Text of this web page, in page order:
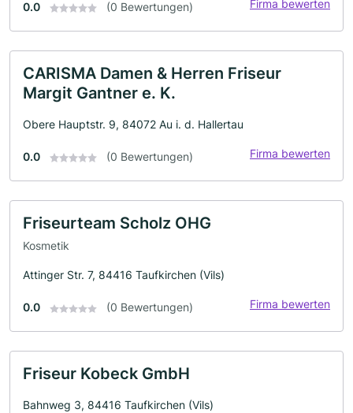
0.0 (0 Bewertungen) Firma bewerten
CARISMA Damen & Herren Friseur
Margit Gantner e. K.
Obere Hauptstr. 9, 84072 Au i. d. Hallertau
0.0 (0 Bewertungen) Firma bewerten
Friseurteam Scholz OHG
Kosmetik
Attinger Str. 7, 84416 Taufkirchen (Vils)
0.0 (0 Bewertungen) Firma bewerten
Friseur Kobeck GmbH
Bahnweg 3, 84416 Taufkirchen (Vils)